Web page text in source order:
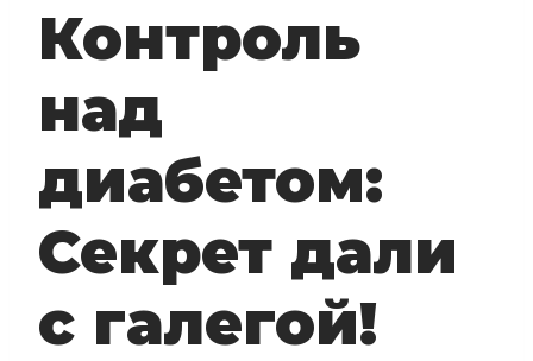
Контроль
над
диабетом:
Секрет дали
с галегой!